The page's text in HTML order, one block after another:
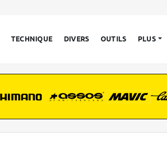
TECHNIQUE DIVERS OUTILS PLUS